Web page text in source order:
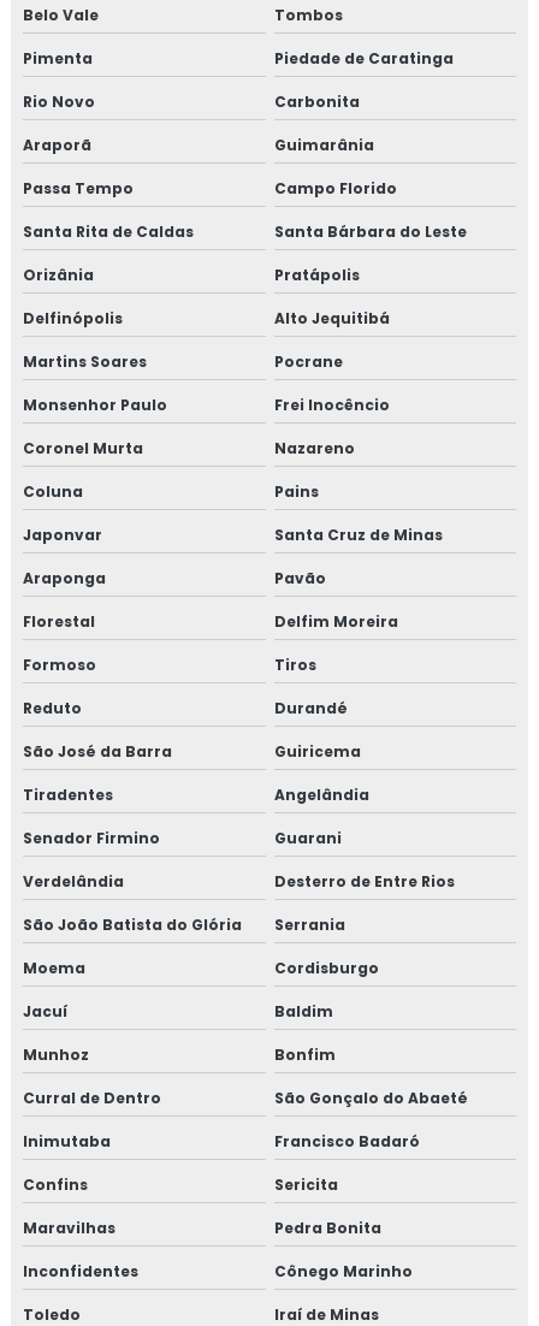
Belo Vale Tombos
Pimenta Piedade de Caratinga
Rio Novo Carbonita
Araporã Guimarânia
Passa Tempo Campo Florido
Santa Rita de Caldas Santa Bárbara do Leste
Orizânia Pratápolis
Delfinópolis Alto Jequitibá
Martins Soares Pocrane
Monsenhor Paulo Frei Inocêncio
Coronel Murta Nazareno
Coluna Pains
Japonvar Santa Cruz de Minas
Araponga Pavão
Florestal Delfim Moreira
Formoso Tiros
Reduto Durandé
São José da Barra Guiricema
Tiradentes Angelândia
Senador Firmino Guarani
Verdelândia Desterro de Entre Rios
São João Batista do Glória Serrania
Moema Cordisburgo
Jacuí Baldim
Munhoz Bonfim
Curral de Dentro São Gonçalo do Abaeté
Inimutaba Francisco Badaró
Confins Sericita
Maravilhas Pedra Bonita
Inconfidentes Cônego Marinho
Toledo Iraí de Minas